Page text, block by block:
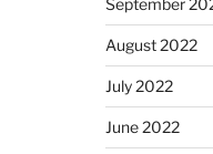
September
August 2022
July 2022
June 2022